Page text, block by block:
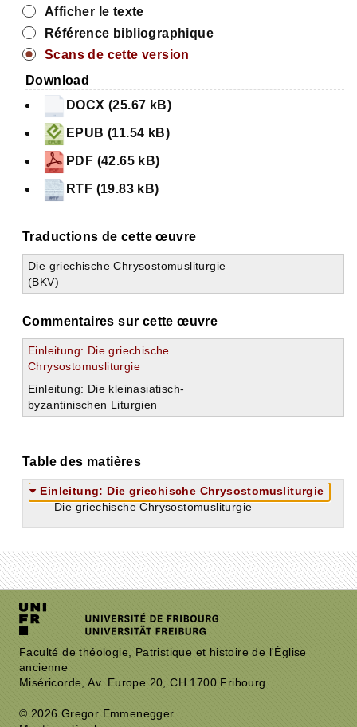
Scan b0202
Afficher le texte
Référence bibliographique
Scans de cette version
Download
DOCX (25.67 kB)
EPUB (11.54 kB)
PDF (42.65 kB)
RTF (19.83 kB)
Traductions de cette œuvre
Die griechische Chrysostomusliturgie
(BKV)
Commentaires sur cette œuvre
Einleitung: Die griechische
Chrysostomusliturgie
Einleitung: Die kleinasiatisch-
byzantinischen Liturgien
Table des matières
Einleitung: Die griechische Chrysostomusliturgie
Die griechische Chrysostomusliturgie
Faculté de théologie, Patristique et histoire de l'Église
ancienne
Miséricorde, Av. Europe 20, CH 1700 Fribourg
© 2026 Gregor Emmenegger